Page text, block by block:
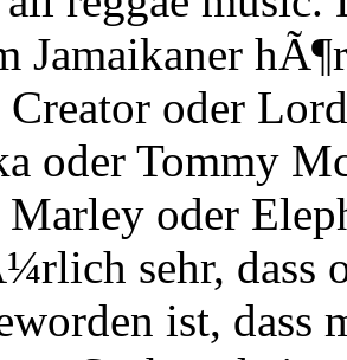
Jamaikaner
oder
oder Tommy
Marley oder
sehr, dass
ist,